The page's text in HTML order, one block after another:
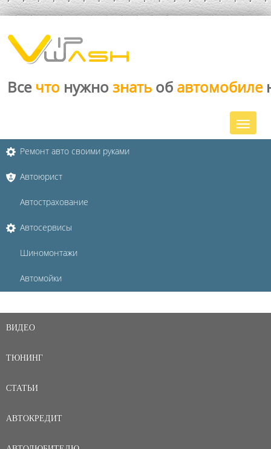
Все что нужно знать об автомобиле
Ремонт авто своими руками
Автоюрист
Автострахование
Автосервисы
Шиномонтажи
Автомойки
ВИДЕО
ТЮНИНГ
СТАТЬИ
АВТОКРЕДИТ